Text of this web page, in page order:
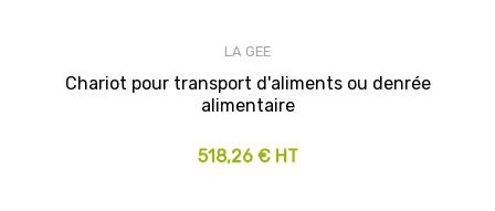
LA GEE
Chariot pour transport d'aliments ou denrée
alimentaire
518,26 € HT